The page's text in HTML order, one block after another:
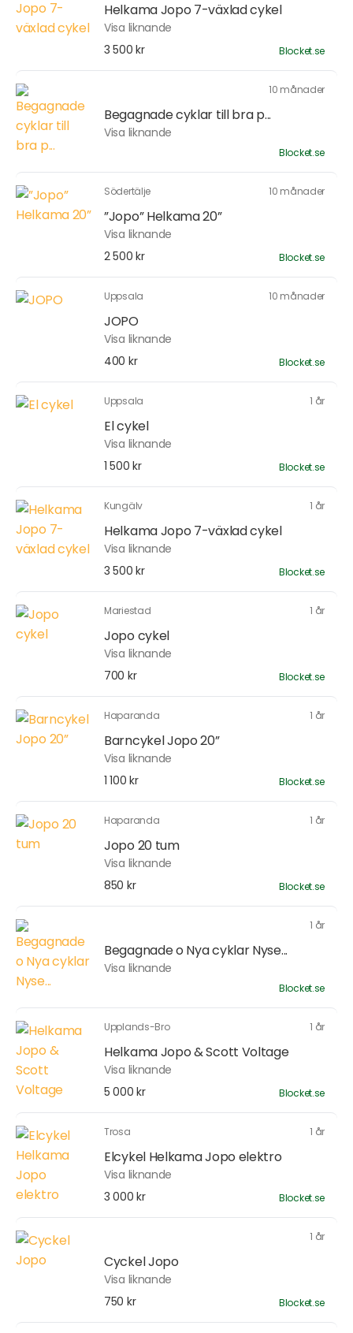
Helkama Jopo 7-växlad cykel
Visa liknande
3 500 kr
Blocket.se
10 månader
Begagnade cyklar till bra p...
Visa liknande
Blocket.se
Södertälje 10 månader
”Jopo” Helkama 20”
Visa liknande
2 500 kr
Blocket.se
Uppsala 10 månader
JOPO
Visa liknande
400 kr
Blocket.se
Uppsala 1 år
El cykel
Visa liknande
1 500 kr
Blocket.se
Kungälv 1 år
Helkama Jopo 7-växlad cykel
Visa liknande
3 500 kr
Blocket.se
Mariestad 1 år
Jopo cykel
Visa liknande
700 kr
Blocket.se
Haparanda 1 år
Barncykel Jopo 20”
Visa liknande
1 100 kr
Blocket.se
Haparanda 1 år
Jopo 20 tum
Visa liknande
850 kr
Blocket.se
1 år
Begagnade o Nya cyklar Nyse...
Visa liknande
Blocket.se
Upplands-Bro 1 år
Helkama Jopo & Scott Voltage
Visa liknande
5 000 kr
Blocket.se
Trosa 1 år
Elcykel Helkama Jopo elektro
Visa liknande
3 000 kr
Blocket.se
1 år
Cyckel Jopo
Visa liknande
750 kr
Blocket.se